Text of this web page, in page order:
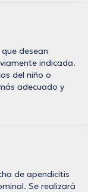
desean
indicada.
del niño o
adecuado y
de apendicitis
Se realizará